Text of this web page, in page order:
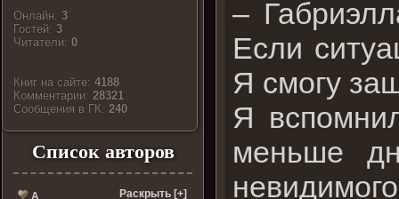
Онлайн:3
Гостей:3
Читатели:0
Книг на сайте:4188
Комментарии:28321
Cообщения в ГК:240
Список авторов
А Раскрыть [+]
–
Если
Я смогу
Я
меньше